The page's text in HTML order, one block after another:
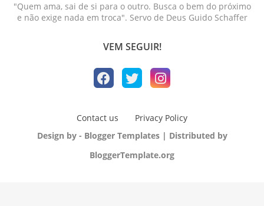
"Quem ama, sai de si para o outro. Busca o bem do próximo
e não exige nada em troca". Servo de Deus Guido Schaffer
VEM SEGUIR!
Contact us
Privacy Policy
Design by - Blogger Templates | Distributed by
BloggerTemplate.org